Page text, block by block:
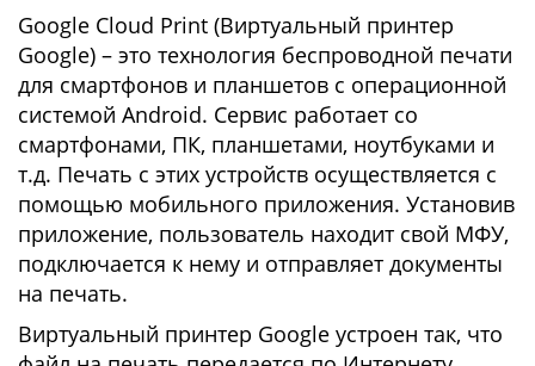
Google Cloud Print (Виртуальный принтер
Google) – это технология беспроводной печати
для смартфонов и планшетов с операционной
системой Android. Сервис работает со
смартфонами, ПК, планшетами, ноутбуками и
т.д. Печать с этих устройств осуществляется с
помощью мобильного приложения. Установив
приложение, пользователь находит свой МФУ,
подключается к нему и отправляет документы
на печать.
Виртуальный принтер Google устроен так, что